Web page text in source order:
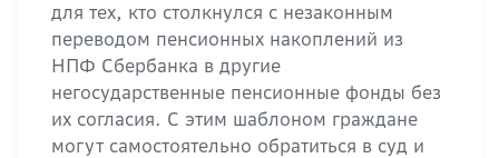
для тех, кто столкнулся с незаконным
переводом пенсионных накоплений из
НПФ Сбербанка в другие
негосударственные пенсионные фонды без
их согласия. С этим шаблоном граждане
могут самостоятельно обратиться в суд и